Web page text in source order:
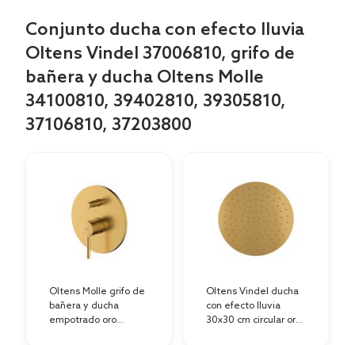
Conjunto ducha con efecto lluvia
Oltens Vindel 37006810, grifo de
bañera y ducha Oltens Molle
34100810, 39402810, 39305810,
37106810, 37203800
Oltens Molle grifo de
bañera y ducha
empotrado oro
Oltens Vindel ducha
con efecto lluvia
30x30 cm circular oro